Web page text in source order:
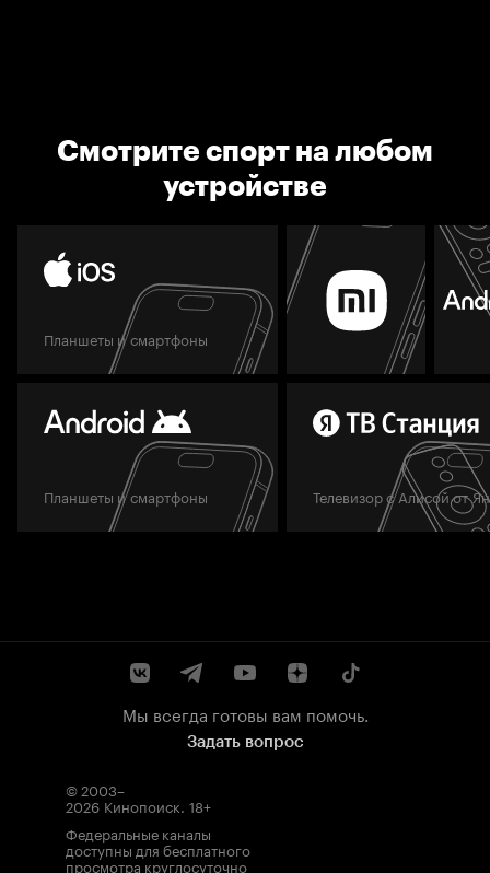
Смотрите спорт на любом
устройстве
Планшеты и смартфоны
Планшеты и смартфоны Телевизор с Алисой от
Мы всегда готовы вам помочь.
Задать вопрос
© 2003–
2026 Кинопоиск. 18+
Федеральные каналы
доступны для бесплатного
просмотра круглосуточно